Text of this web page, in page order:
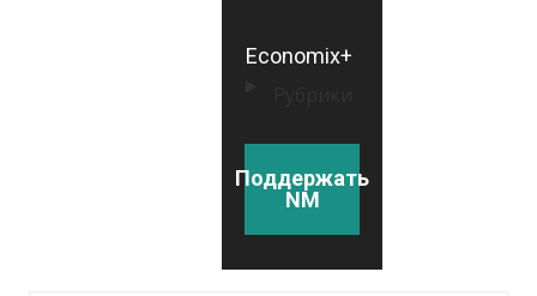
Economix+
Поддержать
NM